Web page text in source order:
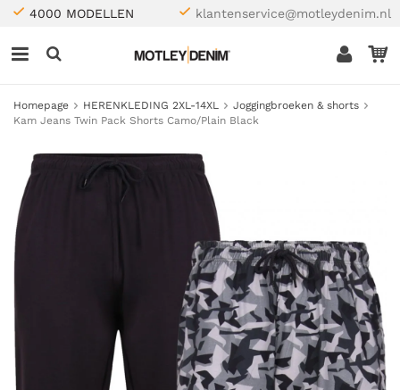
4000 MODELLEN klantenservice@motleydenim.nl
Homepage HERENKLEDING 2XL-14XL
Joggingbroeken & shorts
Kam Jeans Twin Pack Shorts Camo/Plain Black